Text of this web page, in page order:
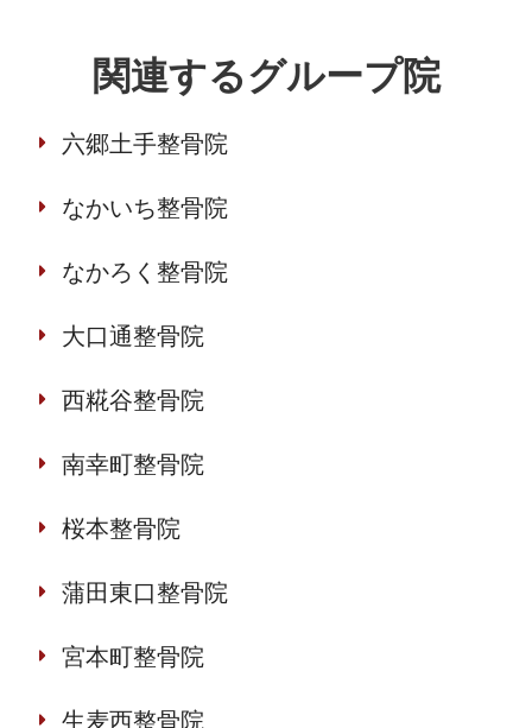
関連するグループ院
六郷土手整骨院
なかいち整骨院
なかろく整骨院
大口通整骨院
西糀谷整骨院
南幸町整骨院
桜本整骨院
蒲田東口整骨院
宮本町整骨院
生麦西整骨院